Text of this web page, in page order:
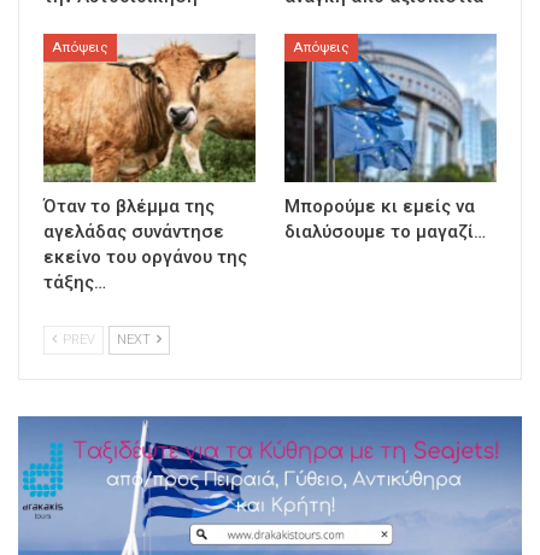
Απόψεις
Όταν το βλέμμα της
αγελάδας συνάντησε
εκείνο του οργάνου της
τάξης…
Απόψεις
Μπορούμε κι εμείς να
διαλύσουμε το μαγαζί…
PREV NEXT